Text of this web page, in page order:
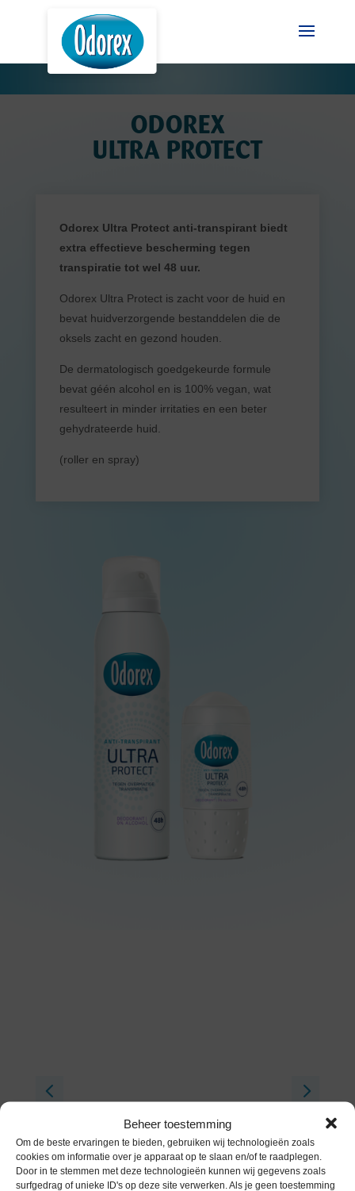
Beheer toestemming
Om de beste ervaringen te bieden, gebruiken wij technologieën zoals
cookies om informatie over je apparaat op te slaan en/of te raadplegen.
Door in te stemmen met deze technologieën kunnen wij gegevens zoals
surfgedrag of unieke ID's op deze site verwerken. Als je geen toestemming
ODOREX
ULTRA PROTECT
Odorex Ultra Protect anti-transpirant biedt
extra effectieve bescherming tegen
transpiratie tot wel 48 uur.
Odorex Ultra Protect is zacht voor de huid en
bevat huidverzorgende bestanddelen die de
oksels zacht en gezond houden.
De dermatologisch goedgekeurde formule
bevat géén alcohol en is 100% vegan, wat
resulteert in minder irritaties en een beter
gehydrateerde huid.
(roller en spray)